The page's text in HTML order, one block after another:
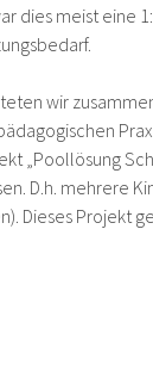
dies meist eine
wir
„Poollösung
D.h. mehrere
Dieses Projekt